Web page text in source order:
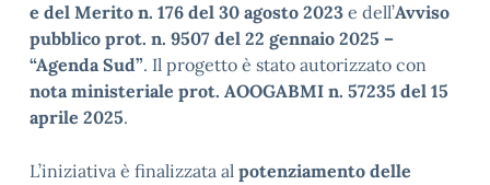
e del Merito n. 176 del 30 agosto 2023 e dell’Avviso
pubblico prot. n. 9507 del 22 gennaio 2025 –
“Agenda Sud”. Il progetto è stato autorizzato con
nota ministeriale prot. AOOGABMI n. 57235 del 15
aprile 2025.
L’iniziativa è finalizzata al potenziamento delle